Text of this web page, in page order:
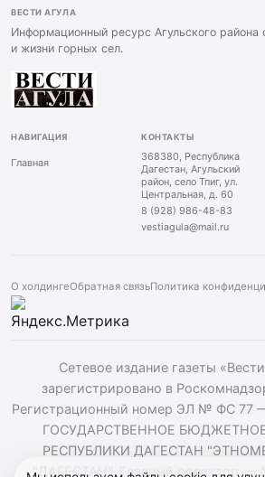
ВЕСТИ АГУЛА
Информационный ресурс Агульского района
и жизни горных сел.
НАВИГАЦИЯ
Главная
КОНТАКТЫ
368380, Республика
Дагестан, Агульский
район, село Тпиг, ул.
Центральная, д. 60
8 (928) 986-48-83
vestiagula@mail.ru
О холдингеОбратная связьПолитика
Сетевое издание газеты
зарегистрировано в
Регистрационный номер ЭЛ № ФС 77 —
ГОСУДАРСТВЕННОЕ
РЕСПУБЛИКИ ДАГЕСТАН
"ДАГЕСТАН". Главный редактор —